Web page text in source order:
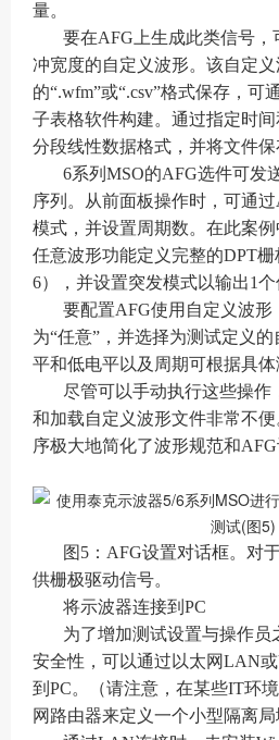
量。
要在AFG上生成此类信号，
冲宽度的自定义波形。该自定义
的“.wfm”或“.csv”格式保存，可
子表格软件构建。通过指定时
分段线性数据格式，并将文件保
6系列MSO的AFG选件可发
序列。从前面板操作时，可通
模式，并设置周期数。在此案
任意波形功能定义完整的DPT
6），并设置突发模式以输出1个
要配置AFG使用自定义波形
为“任意”，并选择为测试定义
平和低电平以及周期可根据具体
尽管可以手动执行这些操作
和加载自定义波形文件非常不
序极大地简化了波形规范和AFG
图5：AFG设置对话框。对
供栅极驱动信号。
将示波器连接到PC
为了增加测试设置与操作员
安全性，可以通过以太网LAN
到PC。（请注意，在某些IT环
网路由器来定义一个小型隔离局